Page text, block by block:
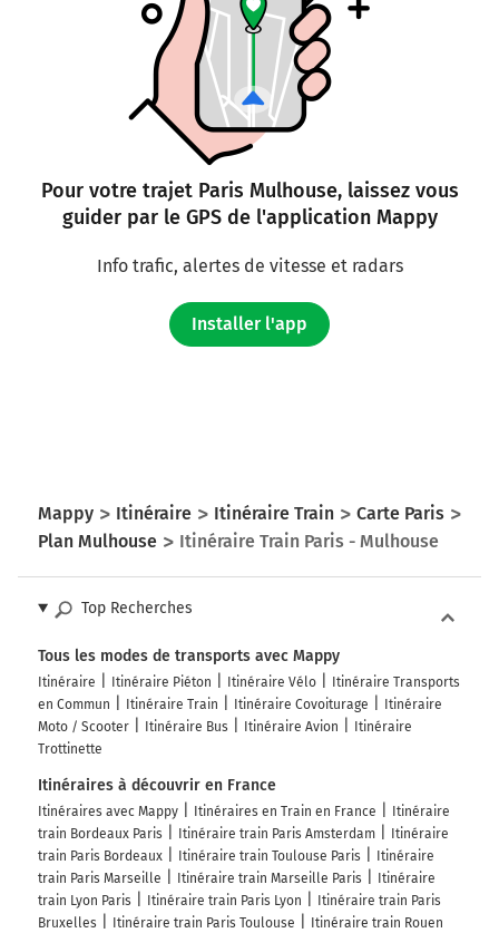
Pour votre trajet Paris Mulhouse, laissez vous
guider par le GPS de l'application Mappy
Info trafic, alertes de vitesse et radars
Installer l'app
Mappy Itinéraire Itinéraire Train
Carte Paris
Plan Mulhouse
Itinéraire Train Paris - Mulhouse
Top Recherches
Tous les modes de transports avec Mappy
Itinéraire Itinéraire Piéton Itinéraire Vélo
Itinéraire Transports
en Commun
Itinéraire Train Itinéraire Covoiturage
Itinéraire
Moto / Scooter
Itinéraire Bus Itinéraire Avion
Itinéraire
Trottinette
Itinéraires à découvrir en France
Itinéraires avec Mappy Itinéraires en Train en France
Itinéraire
train Bordeaux Paris
Itinéraire train Paris Amsterdam
Itinéraire
train Paris Bordeaux
Itinéraire train Toulouse Paris
Itinéraire
train Paris Marseille
Itinéraire train Marseille Paris
Itinéraire
train Lyon Paris
Itinéraire train Paris Lyon
Itinéraire train Paris
Bruxelles
Itinéraire train Paris Toulouse
Itinéraire train Rouen